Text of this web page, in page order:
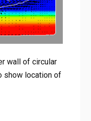
wall of circular
show location of